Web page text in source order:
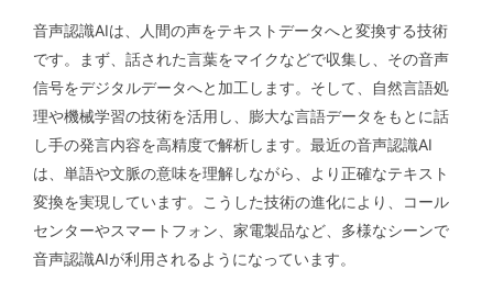
音声認識AIは、人間の声をテキストデータへと変換する技術
です。まず、話された言葉をマイクなどで収集し、その音声
信号をデジタルデータへと加工します。そして、自然言語処
理や機械学習の技術を活用し、膨大な言語データをもとに話
し手の発言内容を高精度で解析します。最近の音声認識AI
は、単語や文脈の意味を理解しながら、より正確なテキスト
変換を実現しています。こうした技術の進化により、コール
センターやスマートフォン、家電製品など、多様なシーンで
音声認識AIが利用されるようになっています。